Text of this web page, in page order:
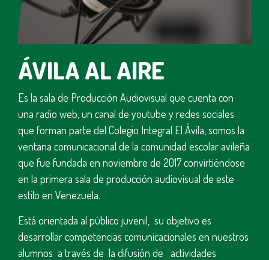
ÁVILA AL AIRE
Es la sala de Producción Audiovisual que cuenta con
una radio web, un canal de youtube y redes sociales
que forman parte del Colegio Integral El Ávila, somos la
ventana comunicacional de la comunidad escolar avileña
que fue fundada en noviembre de 2017 convirtiéndose
en la primera sala de producción audiovisual de este
estilo en Venezuela.
Está orientada al público juvenil, su objetivo es
desarrollar competencias comunicacionales en nuestros
alumnos a través de la difusión de actividades